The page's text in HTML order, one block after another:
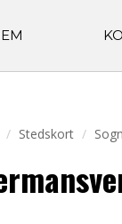
Stedskort